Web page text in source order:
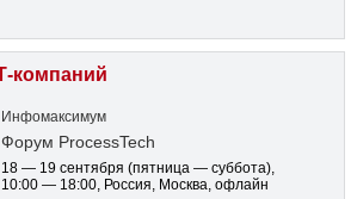
компаний
Инфомаксимум
Форум ProcessTech
18 — 19 сентября (пятница — суббота),
10:00 — 18:00, Россия, Москва, офлайн